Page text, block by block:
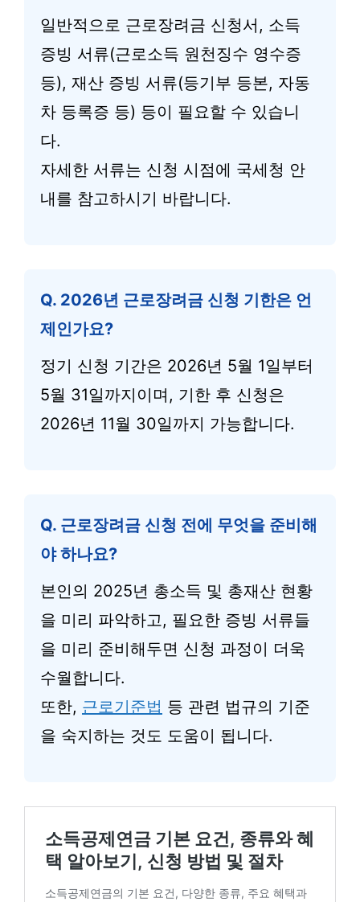
일반적으로 근로장려금 신청서, 소득
증빙 서류(근로소득 원천징수 영수증
등), 재산 증빙 서류(등기부 등본, 자동
차 등록증 등) 등이 필요할 수 있습니
다.
자세한 서류는 신청 시점에 국세청 안
내를 참고하시기 바랍니다.
Q. 2026년 근로장려금 신청 기한은 언
제인가요?
정기 신청 기간은 2026년 5월 1일부터
5월 31일까지이며, 기한 후 신청은
2026년 11월 30일까지 가능합니다.
Q. 근로장려금 신청 전에 무엇을 준비해
야 하나요?
본인의 2025년 총소득 및 총재산 현황
을 미리 파악하고, 필요한 증빙 서류들
을 미리 준비해두면 신청 과정이 더욱
수월합니다.
또한, 근로기준법 등 관련 법규의 기준
을 숙지하는 것도 도움이 됩니다.